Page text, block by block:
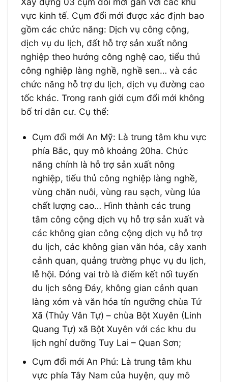
vực kinh tế. Cụm đổi mới được xác định bao
gồm các chức năng: Dịch vụ công cộng,
dịch vụ du lịch, đất hỗ trợ sản xuất nông
nghiệp theo hướng công nghệ cao, tiểu thủ
công nghiệp làng nghề, nghề sen… và các
chức năng hỗ trợ du lịch, dịch vụ đường cao
tốc khác. Trong ranh giới cụm đổi mới không
bố trí dân cư. Cụ thể:
Cụm đổi mới An Mỹ: Là trung tâm khu vực
phía Bắc, quy mô khoảng 20ha. Chức
năng chính là hỗ trợ sản xuất nông
nghiệp, tiểu thủ công nghiệp làng nghề,
vùng chăn nuôi, vùng rau sạch, vùng lúa
chất lượng cao… Hình thành các trung
tâm công cộng dịch vụ hỗ trợ sản xuất và
các không gian công cộng dịch vụ hỗ trợ
du lịch, các không gian văn hóa, cây xanh
cảnh quan, quảng trường phục vụ du lịch,
lễ hội. Đóng vai trò là điểm kết nối tuyến
du lịch sông Đáy, không gian cảnh quan
làng xóm và văn hóa tín ngưỡng chùa Tứ
Xã (Thủy Vân Tự) – chùa Bột Xuyên (Linh
Quang Tự) xã Bột Xuyên với các khu du
lịch nghỉ dưỡng Tuy Lai – Quan Sơn;
Cụm đổi mới An Phú: Là trung tâm khu
vực phía Tây Nam của huyện, quy mô